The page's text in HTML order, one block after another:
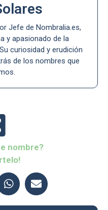
Jefe de Nombralia.es,
y apasionado de la
curiosidad y erudición
de los nombres que
nombre?